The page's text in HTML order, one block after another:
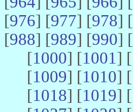
[976] [977] [978] [
[988] [989] [990] [
[1000] [1001] [
[1009] [1010] [
[1018] [1019] [